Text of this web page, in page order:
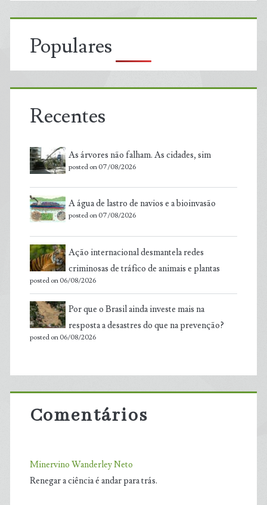
Populares
Recentes
As árvores não falham. As cidades, sim
posted on 07/08/2026
A água de lastro de navios e a bioinvasão
posted on 07/08/2026
Ação internacional desmantela redes
criminosas de tráfico de animais e plantas
posted on 06/08/2026
Por que o Brasil ainda investe mais na
resposta a desastres do que na prevenção?
posted on 06/08/2026
Comentários
Minervino Wanderley Neto
Renegar a ciência é andar para trás.